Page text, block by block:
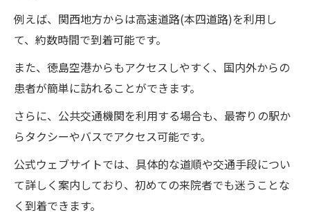
例えば、関西地方からは高速道路(本四道路)を利用し
て、約数時間で到着可能です。
また、徳島空港からもアクセスしやすく、国内外からの
患者が簡単に訪れることができます。
さらに、公共交通機関を利用する場合も、最寄りの駅か
らタクシーやバスでアクセス可能です。
公式ウェブサイトでは、具体的な道順や交通手段につい
て詳しく案内しており、初めての来院者でも迷うことな
く到着できます。